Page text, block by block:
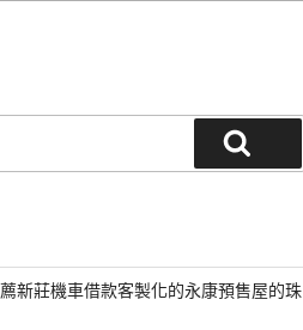
尋
新莊機車借款客製化的永康預售屋的珠